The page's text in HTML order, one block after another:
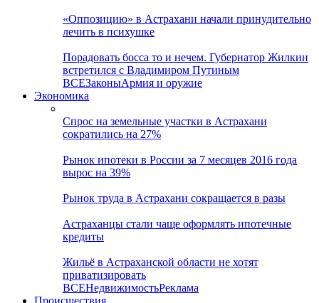
«Оппозицию» в Астрахани начали принудительно
лечить в психушке
Порадовать босса то и нечем. Губернатор Жилкин
встретился с Владимиром Путиным
ВСЕЗаконыАрмия и оружие
Экономика
Спрос на земельные участки в Астрахани
сократились на 27%
Рынок ипотеки в России за 7 месяцев 2016 года
вырос на 39%
Рынок труда в Астрахани сокращается в разы
Астраханцы стали чаще оформлять ипотечные
кредиты
Жильё в Астраханской области не хотят
приватизировать
ВСЕНедвижимостьРеклама
Происшествия